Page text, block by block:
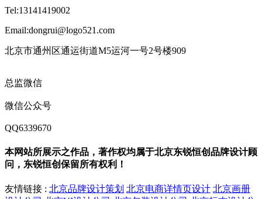
Tel:13141419002
Email:dongrui@logo521.com
北京市通州区通运街道M5运河一号2号楼909
总监微信
微信公众号
QQ6339670
本网站所展示之作品，著作权均属于北京东锐恒创品牌设计顾
问，东锐恒创保留所有权利！
友情链接 : 北京品牌设计策划 北京电商详情页设计 北京画册